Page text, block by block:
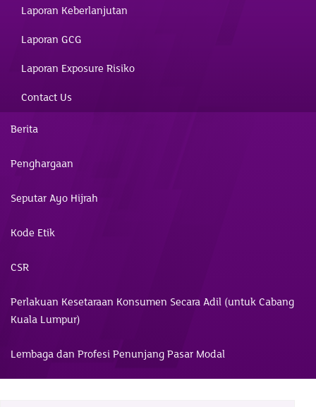
Laporan Keberlanjutan
Laporan GCG
Laporan Exposure Risiko
Contact Us
Berita
Penghargaan
Seputar Ayo Hijrah
Kode Etik
CSR
Perlakuan Kesetaraan Konsumen Secara Adil (untuk Cabang
Kuala Lumpur)
Lembaga dan Profesi Penunjang Pasar Modal